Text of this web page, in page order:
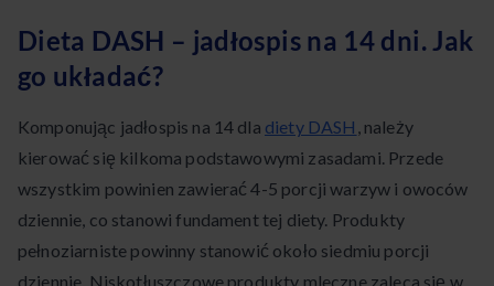
Dieta DASH – jadłospis na 14 dni. Jak
go układać?
Komponując jadłospis na 14 dla diety DASH , należy
kierować się kilkoma podstawowymi zasadami. Przede
wszystkim powinien zawierać 4-5 porcji warzyw i owoców
dziennie, co stanowi fundament tej diety. Produkty
pełnoziarniste powinny stanowić około siedmiu porcji
dziennie. Niskotłuszczowe produkty mleczne zaleca się w